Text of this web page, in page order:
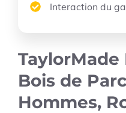
Interaction du
Bois de
Hommes,